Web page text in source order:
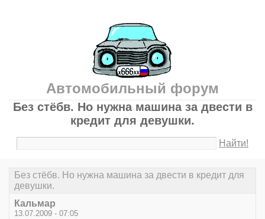
Автомобильный форум
Без стёбв. Но нужна машина за двести в
кредит для девушки.
Найти!
Без стёбв. Но нужна машина за двести в кредит для
девушки.
Кальмар
13.07.2009 - 07:05